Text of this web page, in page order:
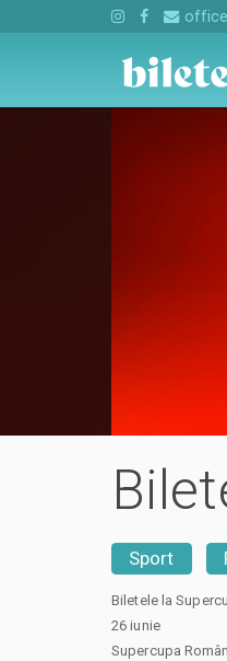
Sport
Biletele la
26 iunie
Supercupa